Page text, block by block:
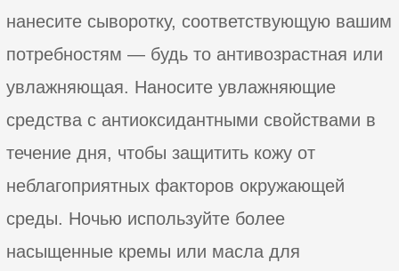
нанесите сыворотку, соответствующую вашим
потребностям — будь то антивозрастная или
увлажняющая. Наносите увлажняющие
средства с антиоксидантными свойствами в
течение дня, чтобы защитить кожу от
неблагоприятных факторов окружающей
среды. Ночью используйте более
насыщенные кремы или масла для